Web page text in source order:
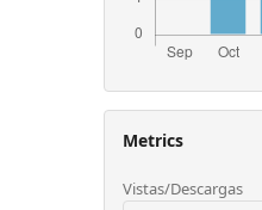
Metrics
Vistas/Descargas